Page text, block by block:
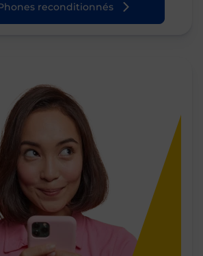
reconditionnés